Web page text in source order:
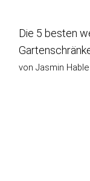
Die 5 besten
von Jasmin Hable